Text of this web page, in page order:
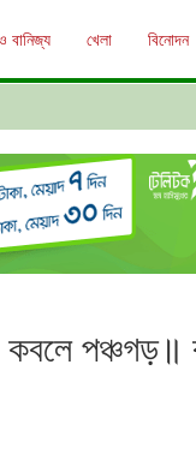
বানিজ্য খেলা বিনোদন
কবলে